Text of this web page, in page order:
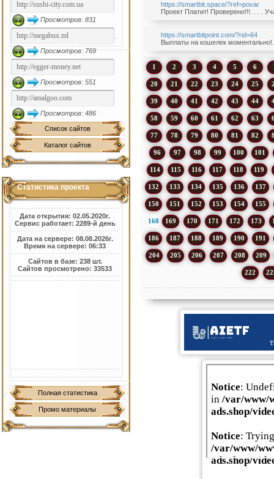
Просмотров: 831
Просмотров: 769
Просмотров: 551
Просмотров: 486
Список сайтов
Каталог сайтов
Статистика проекта
Дата открытия: 02.05.2020г.
Сервис работает: 2289-й день
Дата на сервере: 08.08.2026г.
Время на сервере: 06:33
Сайтов в базе: 238 шт.
Сайтов просмотрено: 33533
Полная статистика
Промо материалы
https://smartbit.space/?ref=povar
Проект Платит! Проверено!!!. . . .
https://smartbitpoint.com/?rid=64
Выплаты на кошелек моментально!.
1 2 3 4 5 6
20 21 22 23 24 25
39 40 41 42 43 44
58 59 60 61 62 63
77 78 79 80 81 82
96 97 98 99 100 101
114 115 116 117 118 119
132 133 134 135 136 137
150 151 152 153 154 155
168 169 170 171 172 173
186 187 188 189 190 191
204 205 206 207 208 209
222